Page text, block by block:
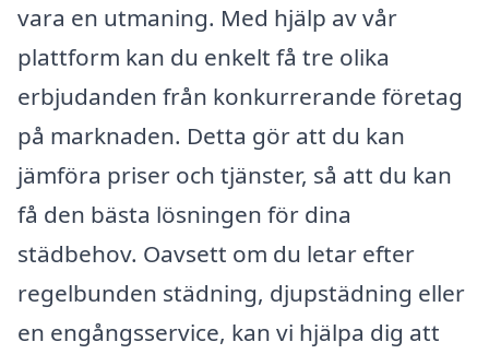
vara en utmaning. Med hjälp av vår
plattform kan du enkelt få tre olika
erbjudanden från konkurrerande företag
på marknaden. Detta gör att du kan
jämföra priser och tjänster, så att du kan
få den bästa lösningen för dina
städbehov. Oavsett om du letar efter
regelbunden städning, djupstädning eller
en engångsservice, kan vi hjälpa dig att